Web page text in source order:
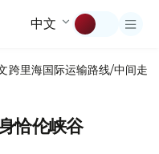
中文
跨里海国际运输路线/中间走廊
恰伦峡谷